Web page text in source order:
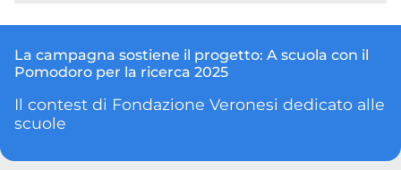
La campagna sostiene il progetto: A scuola con il
Pomodoro per la ricerca 2025
Il contest di Fondazione Veronesi dedicato alle
scuole